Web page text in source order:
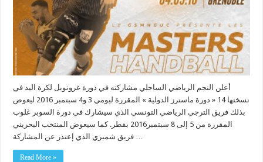
أعلن النجم الرياضي الساحلي مشاركته في دورة غرونوبل لكرة اليد في
نسختها 14 « دورة ماسترز الدولية » المقررة ليومي 3 و4 سبتمبر 2016 ليعوض
بذلك فريق الترجي الرياضي التونسي الذي سيشارك في دورة السوبر غلوب
المقررة من 5 إلى 8 سبتمبر2016 بقطر. كما سيعوض المنتخب البحريني
Read More »